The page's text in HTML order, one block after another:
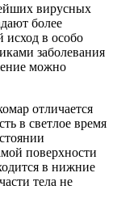
вирусных
более
исход в особо
заболевания
можно
отличается
в светлое время
поверхности
в нижние
тела не